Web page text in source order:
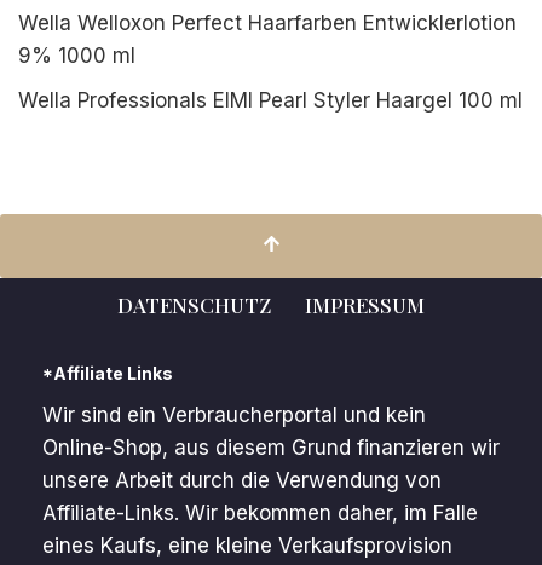
Wella Welloxon Perfect Haarfarben Entwicklerlotion
9% 1000 ml
Wella Professionals EIMI Pearl Styler Haargel 100 ml
DATENSCHUTZ IMPRESSUM
*Affiliate Links
Wir sind ein Verbraucherportal und kein
Online-Shop, aus diesem Grund finanzieren wir
unsere Arbeit durch die Verwendung von
Affiliate-Links. Wir bekommen daher, im Falle
eines Kaufs, eine kleine Verkaufsprovision